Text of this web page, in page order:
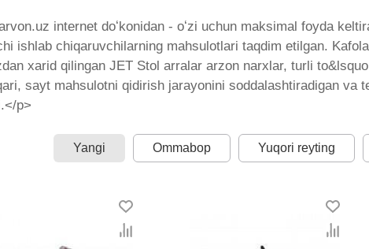
internet doʻkonidan - oʻzi uchun maksimal foyda
ishlab chiqaruvchilarning mahsulotlari taqdim etilgan.
xarid qilingan JET Stol arralar arzon narxlar, turli
sayt mahsulotni qidirish jarayonini soddalashtiradigan va
p>
Yangi Ommabop Yuqori reyting